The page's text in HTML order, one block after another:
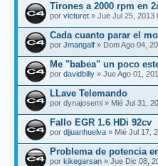
Tirones a 2000 rpm en
por victuret » Jue Jul 25, 2013
Cada cuanto parar el
por Jmangalf » Dom Ago 04,
Me "babea" un poco
por davidbilly » Jue Ago 01,
LLave Telemando
por dynajosemi » Mié Jul 31,
Fallo EGR 1.6 HDi 92cv
por djjuanhuelva » Mié Jul 17,
Problema de potencia
por kikegarsan » Jue Dic 08,